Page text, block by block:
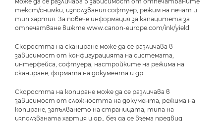
текст/снимки, използвания софтуер, режим на печат и
тип хартия. За повече информация за капацитета за
отпечатване вижте www.canon-europe.com/ink/yield
Скоростта на сканиране може да се различава в
зависимост от конфигурацията на системата,
интерфейса, софтуера, настройките на режима на
сканиране, формата на документа и др.
Скоростта на копиране може да се различава в
зависимост от сложността на документа, режима на
копиране, запълването на страницата, типа на
използваната хартия и др., без да се взема предвид